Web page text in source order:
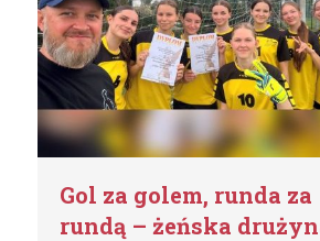
Gol za golem, runda za
rundą – żeńska